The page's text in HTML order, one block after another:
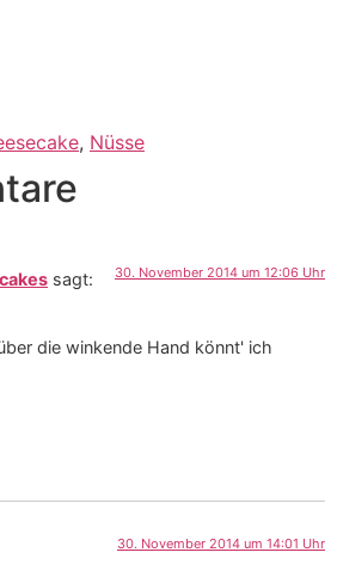
, Nüsse
sagt: 30. November 2014 um 12:06 Uhr
die winkende Hand könnt' ich
30. November 2014 um 14:01 Uhr